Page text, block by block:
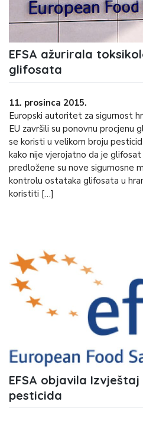
EFSA ažurirala
glifosata
11. prosinca 2015.
Europski autoritet za sigurnost
EU završili su ponovnu procjenu
se koristi u velikom broju
kako nije vjerojatno da je
predložene su nove sigurnosne
kontrolu ostataka glifosata u
koristiti […]
EFSA objavila
pesticida